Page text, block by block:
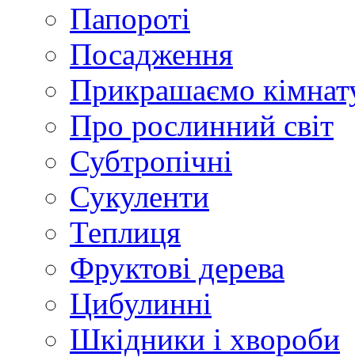
Папороті
Посадження
Прикрашаємо
Про рослинний світ
Субтропічні
Сукуленти
Теплиця
Фруктові дерева
Цибулинні
Шкідники і хвороби